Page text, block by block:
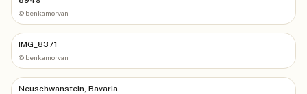
© benkamorvan
IMG_8371
© benkamorvan
Neuschwanstein, Bavaria